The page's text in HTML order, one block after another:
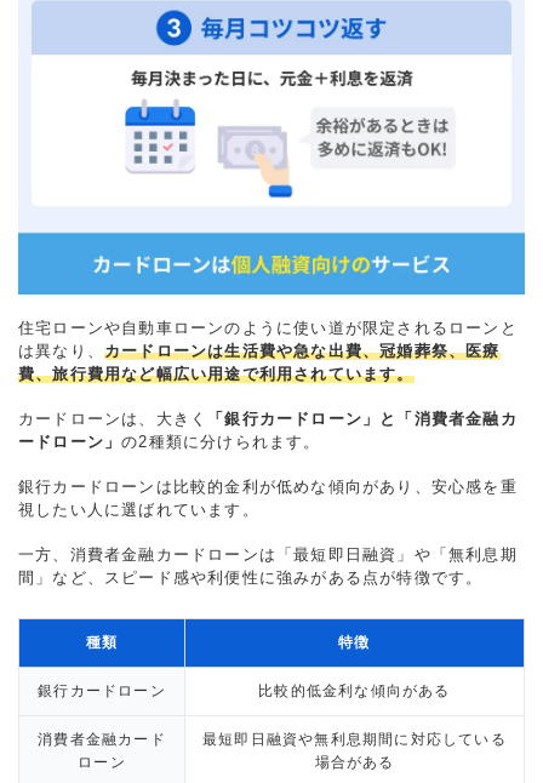
住宅ローンや自動車ローンのように使い道が限定されるローンと
は異なり、 カードローンは生活費や急な出費、冠婚葬祭、医療
費、旅行費用など幅広い用途で利用されています。
カードローンは、大きく
「銀行カードローン」と「消費者金融カ
ードローン」の2種類に分けられます。
銀行カードローンは比較的金利が低めな傾向があり、安心感を重
視したい人に選ばれています。
一方、消費者金融カードローンは「最短即日融資」や「無利息期
間」など、スピード感や利便性に強みがある点が特徴です。
種類 特徴
銀行カードローン 比較的低金利な傾向がある
消費者金融カード
ローン
最短即日融資や無利息期間に対応している
場合がある